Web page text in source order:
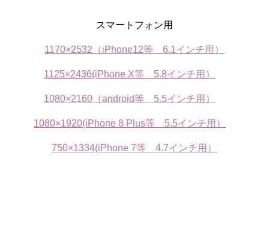
スマートフォン用
1170×2532（iPhone12等 6.1インチ用）
1125×2436(iPhone X等 5.8インチ用）
1080×2160（android等 5.5インチ用）
1080×1920(iPhone 8 Plus等 5.5インチ用）
750×1334(iPhone 7等 4.7インチ用）